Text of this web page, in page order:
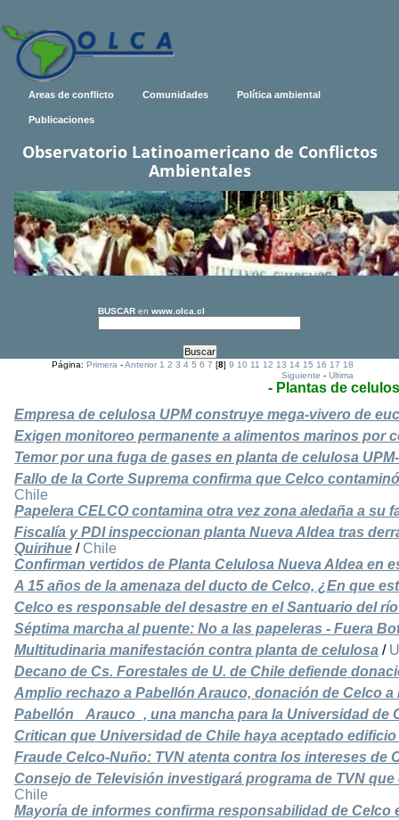
Areas de conflicto Comunidades Política ambiental
Publicaciones
Observatorio Latinoamericano de Conflictos
Ambientales
BUSCAR en www.olca.cl
Página:Primera -Anterior 1 2 3 4 5 6 7 [8]9 10 11 12 13 14 15 16 17 18
Siguiente -Ultima
- Plantas de
Empresa de celulosa UPM construye mega-vivero de
Exigen monitoreo permanente a alimentos marinos por
Temor por una fuga de gases en planta de celulosa
Fallo de la Corte Suprema confirma que Celco
Chile
Papelera CELCO contamina otra vez zona aledaña a su
Fiscalía y PDI inspeccionan planta Nueva Aldea tras
Quirihue / Chile
Confirman vertidos de Planta Celulosa Nueva Aldea en
A 15 años de la amenaza del ducto de Celco, ¿En que
Celco es responsable del desastre en el Santuario del
Séptima marcha al puente: No a las papeleras - Fuera
Multitudinaria manifestación contra planta de celulosa /
Decano de Cs. Forestales de U. de Chile defiende
Amplio rechazo a Pabellón Arauco, donación de Celco
Pabellón _Arauco_, una mancha para la Universidad de
Critican que Universidad de Chile haya aceptado
Fraude Celco-Nuño: TVN atenta contra los intereses de
Consejo de Televisión investigará programa de TVN
Chile
Mayoría de informes confirma responsabilidad de Celco